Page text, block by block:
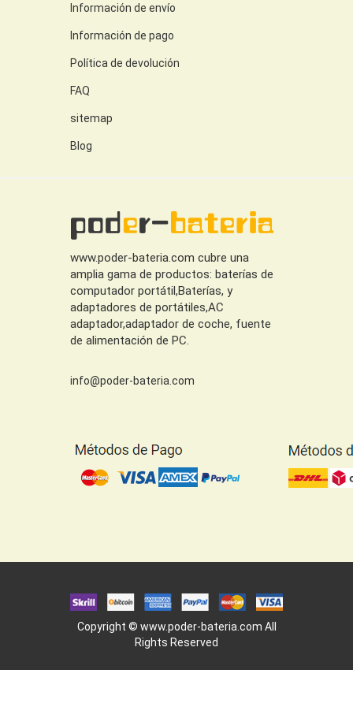
Información de envío
Información de pago
Política de devolución
FAQ
sitemap
Blog
www.poder-bateria.com cubre una
amplia gama de productos: baterías de
computador portátil,Baterías, y
adaptadores de portátiles,AC
adaptador,adaptador de coche, fuente
de alimentación de PC.
info@poder-bateria.com
Copyright © www.poder-bateria.com All
Rights Reserved